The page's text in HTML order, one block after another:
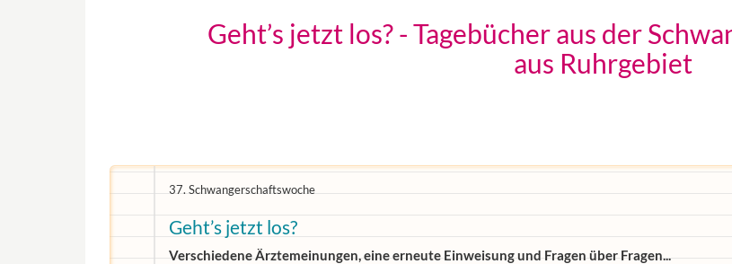
Geht’s jetzt los? - Tagebücher aus der
aus Ruhrgebiet
37. Schwangerschaftswoche
Geht’s jetzt los?
Verschiedene Ärztemeinungen, eine erneute Einweisung und Fragen über Fragen...